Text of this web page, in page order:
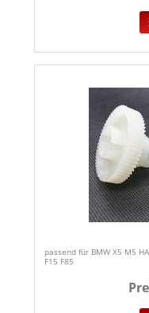
passend für BMW X5 M5
F15 F85